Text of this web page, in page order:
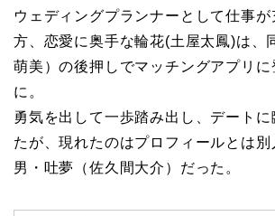
ウェディングプランナーとして仕事が
方、恋愛に奥手な輪花(土屋太鳳)は、
萌美）の後押しでマッチングアプリに
に。
勇気を出して一歩踏み出し、デートに
たが、現れたのはプロフィールとは別
男・吐夢（佐久間大介）だった。